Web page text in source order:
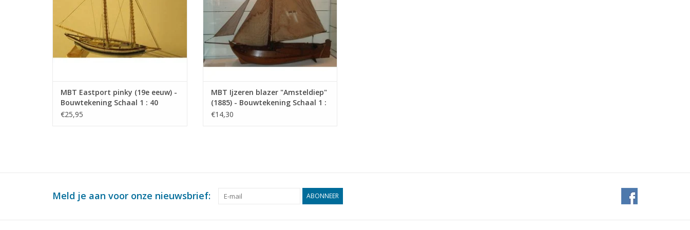
MBT Eastport pinky (19e eeuw) -
Bouwtekening Schaal 1 : 40
(10.03.008)
€25,95
MBT Ijzeren blazer "Amsteldiep"
(1885) - Bouwtekening Schaal 1 :
75 (10.03.009)
€14,30
Meld je aan voor onze nieuwsbrief: ABONNEER